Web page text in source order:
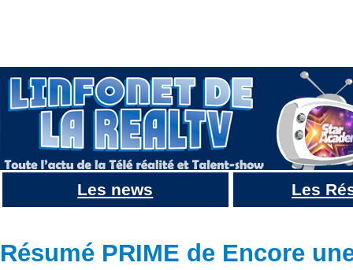
Les news Les
Résumé PRIME de Encore